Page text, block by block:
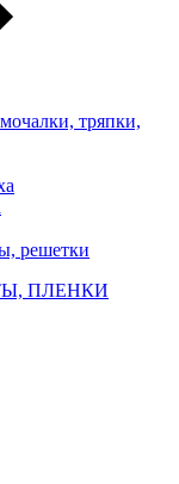
тряпки,
решетки
ПЛЕНКИ